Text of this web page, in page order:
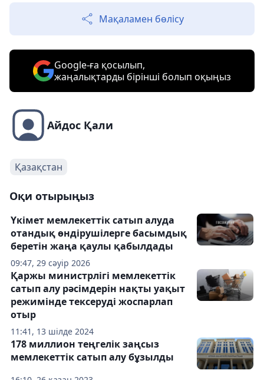
Мақаламен бөлісу
Google-ға қосылып,
жаңалықтарды бірінші болып оқыңыз
Айдос Қали
Қазақстан
Оқи отырыңыз
09:47, 29 сәуір 2026
Үкімет мемлекеттік сатып алуда
отандық өндірушілерге басымдық
беретін жаңа қаулы қабылдады
11:41, 13 шілде 2024
Қаржы министрлігі мемлекеттік
сатып алу рәсімдерін нақты уақыт
режимінде тексеруді жоспарлап
отыр
178 миллион теңгелік заңсыз
мемлекеттік сатып алу бұзылды